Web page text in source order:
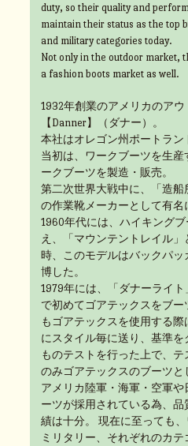
duty, so their quality and
maintain their status as the top
and military categories today.
Not only in the outdoor market,
a fashion boots market as well.
1932年創業のアメリカのア
【Danner】（ダナー）。
本社はオレゴン州ポートラン
当初は、ワークブーツを生
ークブーツを製造・販売。
第二次世界大戦中に、「造船
の作業靴メーカーとして有名
1960年代には、ハイキング
え、「マウンテントレイル
時、このモデルはバックパ
博した。
1979年には、「ダナーライ
で初めてゴアテックスをブ
もゴアテックスを使用する
にスタイル毎に送り、基準
ものテストを行った上で、
のみゴアテックスのブーツと
アメリカ陸軍・海軍・空軍
ーツが採用されている為、
績は十分。 現在に至っても
ミリタリー、それぞれのカ